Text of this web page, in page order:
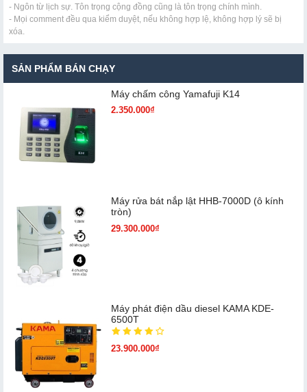
- Ngôn từ lịch sự. Tôn trọng cộng đồng cũng là tôn trọng chính mình.
- Mọi comment đều qua kiểm duyệt, nếu không hợp lệ, không hợp lý sẽ bị
xóa.
SẢN PHẨM BÁN CHẠY
Máy chấm cô​ng Yamafuji K14
2.350.000₫
Máy rửa bát nắp lật HHB-7000D (ô kính
tròn)
29.300.000₫
Máy phát điện dầu diesel KAMA KDE-
6500T
23.900.000₫